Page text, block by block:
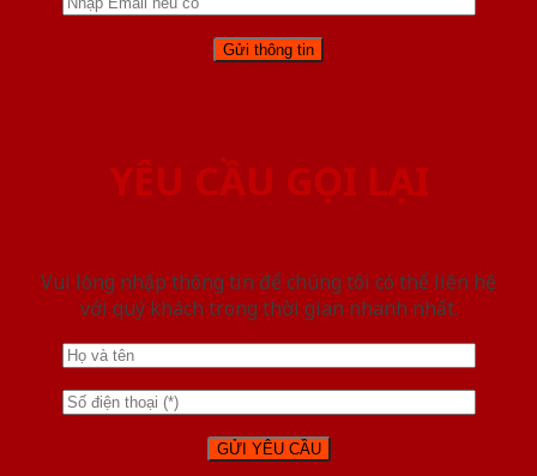
YÊU CẦU GỌI LẠI
Vui lòng nhập thông tin để chúng tôi có thể liên hệ
với quý khách trong thời gian nhanh nhất.